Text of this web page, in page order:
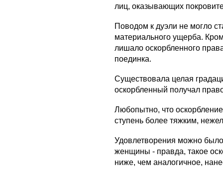
лиц, оказывающих
Поводом к дуэли не могло
материального ущерба.
лишало оскорбленного
поединка.
Существовала целая
оскорбленный получал
Любопытно, что
ступень более тяжким,
Удовлетворения можно
женщины - правда, такое
ниже, чем аналогичное,